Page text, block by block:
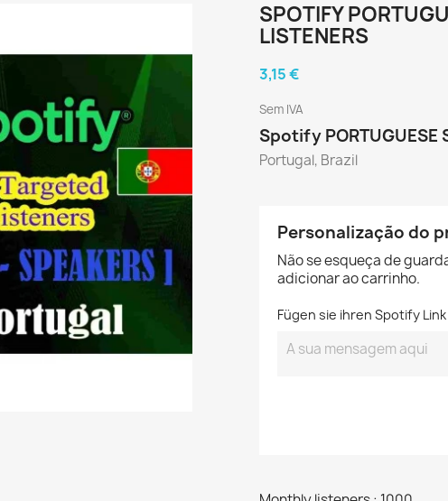
SPOTIFY
LISTENERS
3,15 €
Sem IVA
Spotify
Portugal, Brazil
Personalização do
Não se esqueça de
adicionar ao carrinho.
Fügen sie ihren Spotify